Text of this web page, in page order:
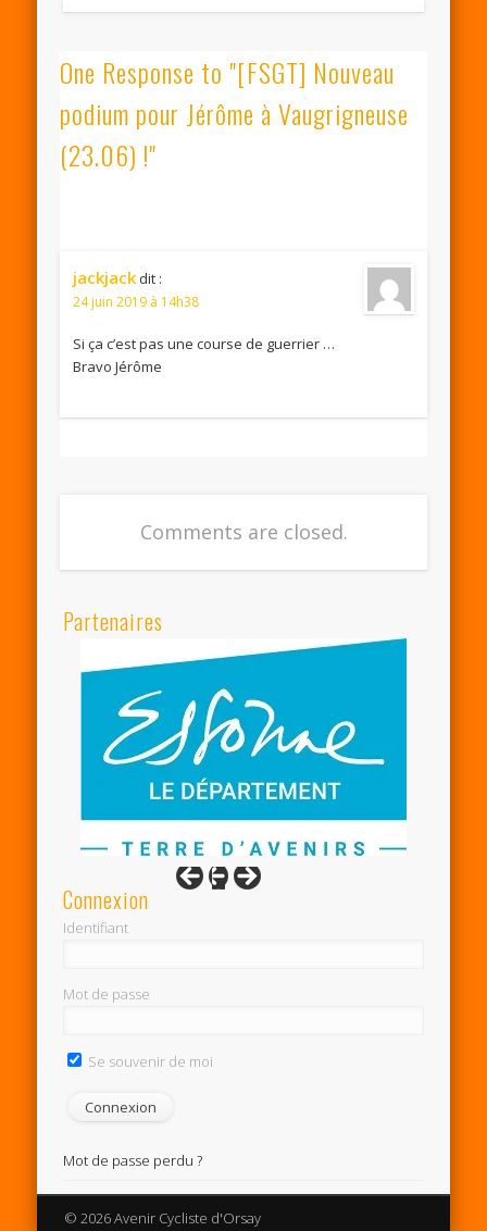
One Response to "[FSGT] Nouveau
podium pour Jérôme à Vaugrigneuse
(23.06) !"
jackjack dit :
24 juin 2019 à 14h38
Si ça c’est pas une course de guerrier …
Bravo Jérôme
Comments are closed.
Partenaires
Connexion
Identifiant
Mot de passe
Se souvenir de moi
Mot de passe perdu ?
© 2026 Avenir Cycliste d'Orsay